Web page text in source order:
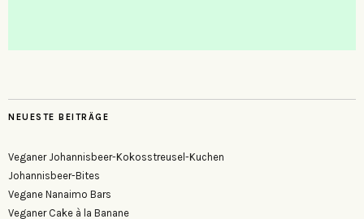
NEUESTE BEITRÄGE
Veganer Johannisbeer-Kokosstreusel-Kuchen
Johannisbeer-Bites
Vegane Nanaimo Bars
Veganer Cake à la Banane